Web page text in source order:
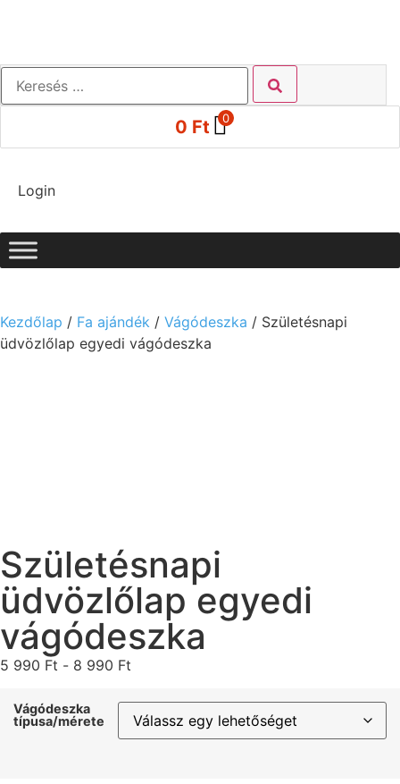
0 Ft 0
Login
Kezdőlap / Fa ajándék / Vágódeszka / Születésnapi
üdvözlőlap egyedi vágódeszka
Születésnapi
üdvözlőlap egyedi
vágódeszka
5 990 Ft - 8 990 Ft
Vágódeszka
típusa/mérete